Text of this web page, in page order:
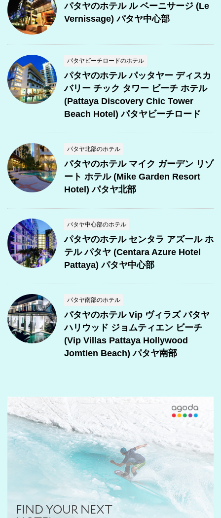
パタヤのホテル ル ベーニサージ (Le
Vernissage) パタヤ中心部
パタヤビーチロードのホテル
パタヤのホテル パッタヤー ディスカ
バリー チック タワー ビーチ ホテル
(Pattaya Discovery Chic Tower
Beach Hotel) パタヤビーチロード
パタヤ北部のホテル
パタヤのホテル マイク ガーデン リゾ
ート ホテル (Mike Garden Resort
Hotel) パタヤ北部
パタヤ中心部のホテル
パタヤのホテル センタラ アズール ホ
テル パタヤ (Centara Azure Hotel
Pattaya) パタヤ中心部
パタヤ南部のホテル
パタヤのホテル Vip ヴィラズ パタヤ
ハリウッド ジョムティエン ビーチ
(Vip Villas Pattaya Hollywood
Jomtien Beach) パタヤ南部